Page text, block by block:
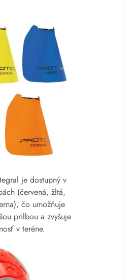
je dostupný v
(červená, žltá,
čo umožňuje
prilbou a zvyšuje
v teréne.